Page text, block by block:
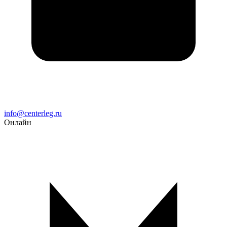
Email
info@centerleg.ru
Онлайн